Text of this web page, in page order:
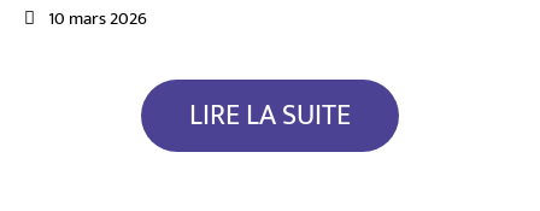
10 mars 2026
LIRE LA SUITE